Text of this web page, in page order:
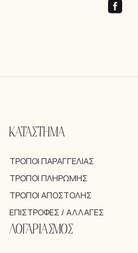
ΚΑΤΑΣΤΗΜΑ
ΤΡΌΠΟΙ ΠΑΡΑΓΓΕΛΊΑΣ
ΤΡΌΠΟΙ ΠΛΗΡΩΜΉΣ
ΤΡΌΠΟΙ ΑΠΟΣΤΟΛΉΣ
ΕΠΙΣΤΡΟΦΈΣ / ΑΛΛΑΓΈΣ
ΛΟΓΑΡΙΑΣΜΟΣ